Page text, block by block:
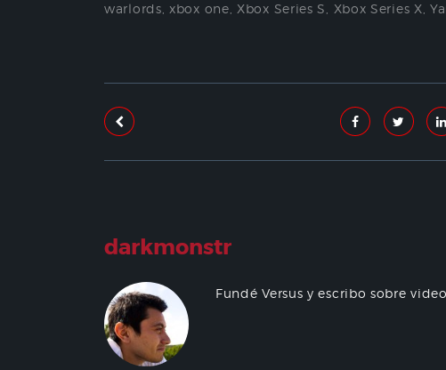
warlords xbox one Xbox Series S Xbox Series X ,
darkmonstr
Fundé Versus y escribo sobre